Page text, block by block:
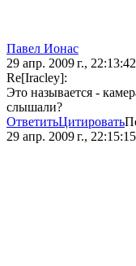
Павел Ионас
29 апр. 2009 г., 22:13:42
Re[Iracley]:
Это называется -
слышали?
ОтветитьЦитировать
29 апр. 2009 г., 22:15:15